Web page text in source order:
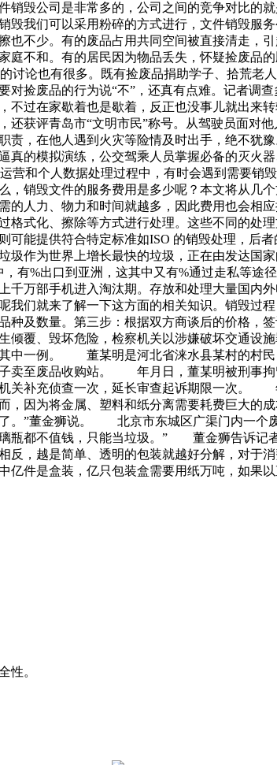
毁公司是非常多的，公司之间的竞争对比的
我们可以采用粉碎的方式进行，文件销毁服
不少。有的废品占用共同空间被直接清走，
不和。有的居民因为物品丢失，怀疑捡废品
论也有很多。既有捡废品捐助学子、拾荒老
对捡废品的行为说“不”，还真有点难。记者
过在家歇着也是歇着，反正也没事儿就出来
获评青岛市“文明市民”称号。从驾驶员面对
，在他人遇到火灾等险情及时出手，绝不犹
的模拟演练，公交驾乘人员掌握必备的灭火
营和个人数据处理过程中，有时会遇到需要销
销毁文件的服务费用是多少呢？本文将从几
人力、物力和时间就越多，因此费用也会相
式化、擦除等方式进行处理。这些不同的处
能提供符合特定标准如ISO 的销毁处理，后
作为世界上增长最快的垃圾，正在由发达国
有%出口到亚洲，这其中又有%通过走私等途
万部手机进入淘汰期。存放和处理大量国内
们就来了解一下这方面的相关知识。销毁过
及数量。第三步：根据双方商谈后的价格，
覆、毁坏危险，检察机关以涉嫌破坏交通设
中一例。 董某明是河北省涞水县某村的村
子卖至废品收购站。 年月日，董某明被刑
关补充侦查一次，延长审查起诉期限一次。
为将金属、塑料和纸分离需要耗费巨大的
。”董金狮说。 北京市东城区广渠门内一个
瓶都不值钱，只能当垃圾。” 董金狮告诉记
反，越是简单、透明的包装就越好分解，对
件是盒装，亿只包装盒需要用纸万吨，如果
性。